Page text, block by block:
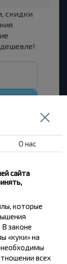
скидки
часть
в
на сайте
О нас
сайта
которые
законе
«куки» на
необходимы
всех